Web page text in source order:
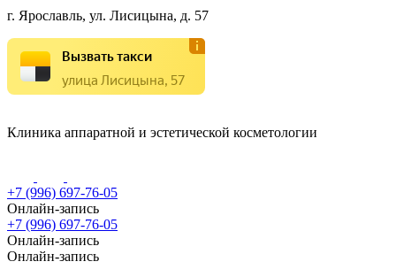
г. Ярославль, ул. Лисицына, д. 57
Вызвать такси
улица Лисицына, 57
Клиника аппаратной и эстетической косметологии
+7 (996) 697-76-05
Онлайн-запись
+7 (996) 697-76-05
Онлайн-запись
Онлайн-запись